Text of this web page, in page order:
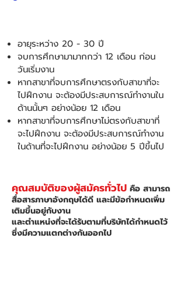
อายุระหว่าง 20 - 30 ปี
จบการศึกษามามากกว่า 12 เดือน ก่อน
วันเริ่มงาน
หากสาขาที่จบการศึกษาตรงกับสาขาที่จะ
ไปฝึกงาน จะต้องมีประสบการณ์ทำงานใน
ด้านนั้นๆ อย่างน้อย 12 เดือน
หากสาขาที่จบการศึกษาไม่ตรงกับสาขาที่
จะไปฝึกงาน จะต้องมีประสบการณ์ทำงาน
ในด้านที่จะไปฝึกงาน อย่างน้อย 5 ปีขึ้นไป
คุณสมบัติของผู้สมัครทั่วไป คือ สามารถ
สื่อสารภาษาอังกฤษได้ดี และมีข้อกำหนดเพิ่ม
เติมขึ้นอยู่กับงาน
และตำแหน่งที่จะได้รับตามที่บริษัทได้กำหนดไว้
ซึ่งมีความแตกต่างกันออกไป